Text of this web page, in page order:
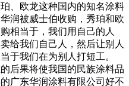
、欧龙这种国内的知名涂料
润被威士伯收购，秀珀和欧
相当于，我们用自己的人
给我们自己人，然后让别人
于我们在为别人打短工。
果将使我国的民族涂料品
广东华润涂料有限公司好不